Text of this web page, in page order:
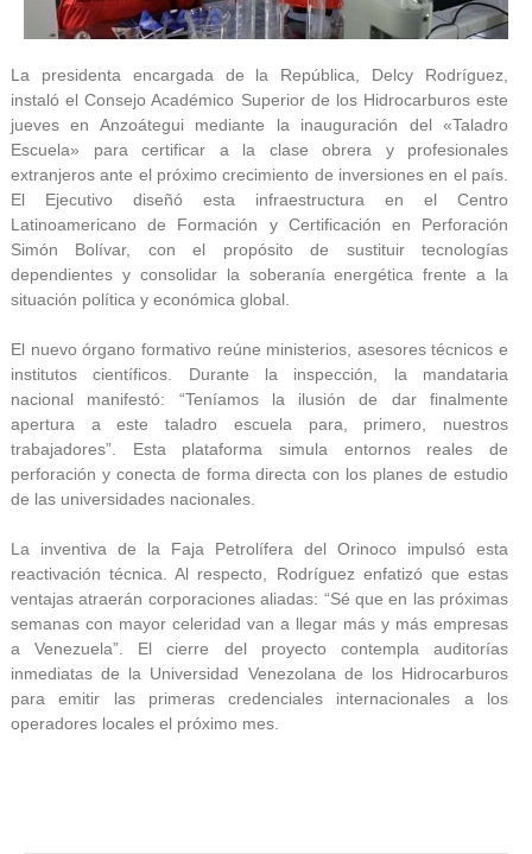
La presidenta encargada de la República, Delcy Rodríguez,
instaló el Consejo Académico Superior de los Hidrocarburos este
jueves en Anzoátegui mediante la inauguración del «Taladro
Escuela» para certificar a la clase obrera y profesionales
extranjeros ante el próximo crecimiento de inversiones en el país.
El Ejecutivo diseñó esta infraestructura en el Centro
Latinoamericano de Formación y Certificación en Perforación
Simón Bolívar, con el propósito de sustituir tecnologías
dependientes y consolidar la soberanía energética frente a la
situación política y económica global.
El nuevo órgano formativo reúne ministerios, asesores técnicos e
institutos científicos. Durante la inspección, la mandataria
nacional manifestó: “Teníamos la ilusión de dar finalmente
apertura a este taladro escuela para, primero, nuestros
trabajadores”. Esta plataforma simula entornos reales de
perforación y conecta de forma directa con los planes de estudio
de las universidades nacionales.
La inventiva de la Faja Petrolífera del Orinoco impulsó esta
reactivación técnica. Al respecto, Rodríguez enfatizó que estas
ventajas atraerán corporaciones aliadas: “Sé que en las próximas
semanas con mayor celeridad van a llegar más y más empresas
a Venezuela”. El cierre del proyecto contempla auditorías
inmediatas de la Universidad Venezolana de los Hidrocarburos
para emitir las primeras credenciales internacionales a los
operadores locales el próximo mes.